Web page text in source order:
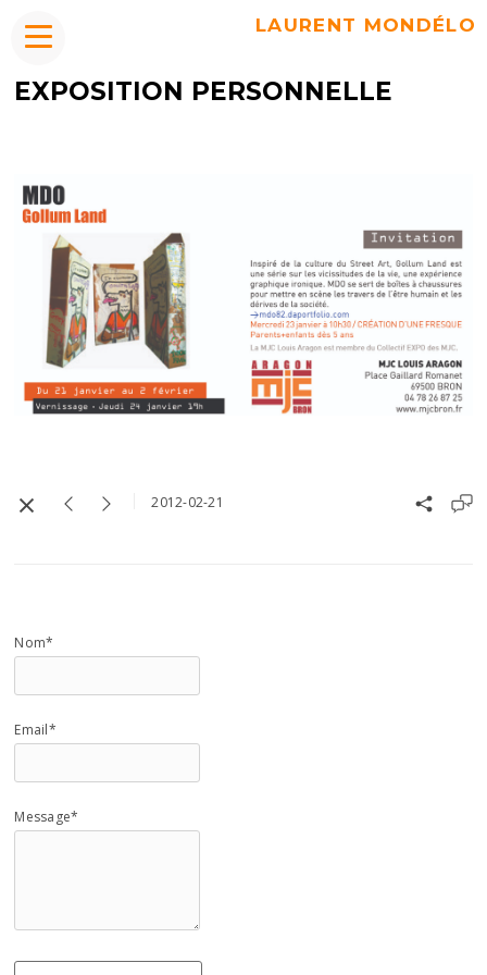
LAURENT MONDÉLO
EXPOSITION PERSONNELLE
2012-02-21
Nom*
Email*
Message*